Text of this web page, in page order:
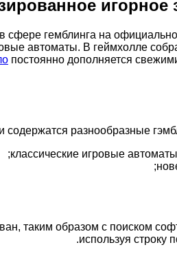
гемблинга на
автоматы. В геймхолле
постоянно дополняется
разнообразные
классические игровые
таким образом с поиском
используя строку